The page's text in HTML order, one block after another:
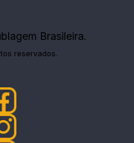
Brasileira.
reservados.